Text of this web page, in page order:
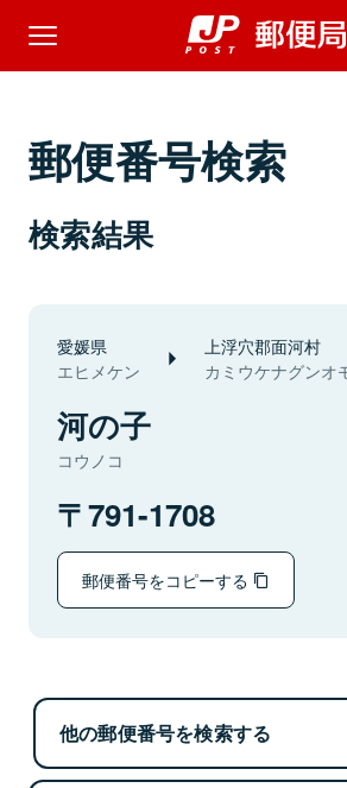
郵便番号検索
検索結果
愛媛県
エヒメケン
上浮穴郡面河村
カミウケナグンオ
河の子
コウノコ
791-1708
郵便番号をコピーする
他の郵便番号を検索する